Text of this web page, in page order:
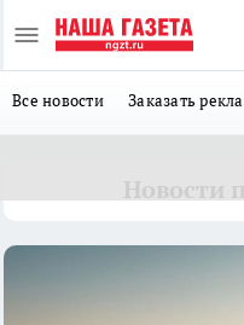
Все новости Заказать